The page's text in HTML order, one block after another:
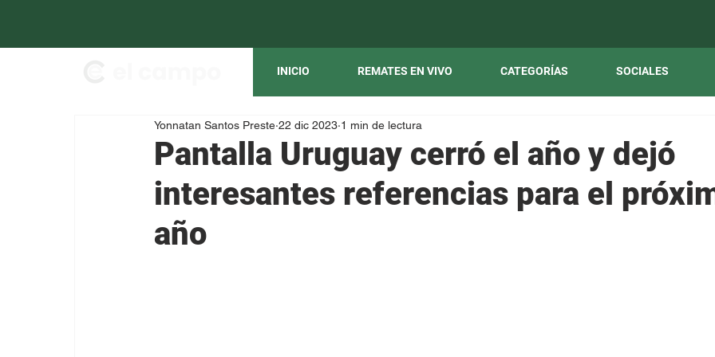
INICIO REMATES EN VIVO CATEGORÍAS SOCIALES
Pantalla Uruguay cerró el año y dejó
interesantes referencias para el
año
Yonnatan Santos Preste 22 dic 2023 1 min de lectura